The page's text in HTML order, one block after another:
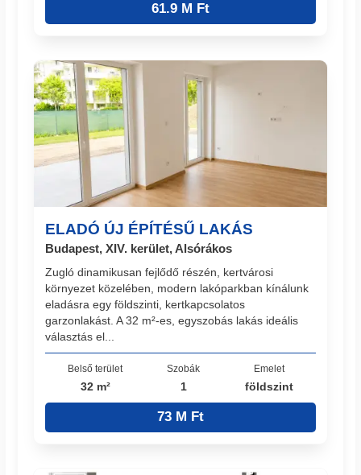
61.9 M Ft
ELADÓ ÚJ ÉPÍTÉSŰ LAKÁS
Budapest, XIV. kerület, Alsórákos
Zugló dinamikusan fejlődő részén, kertvárosi
környezet közelében, modern lakóparkban kínálunk
eladásra egy földszinti, kertkapcsolatos
garzonlakást. A 32 m²-es, egyszobás lakás ideális
választás el...
Belső terület
32 m²
Szobák
1
Emelet
földszint
73 M Ft